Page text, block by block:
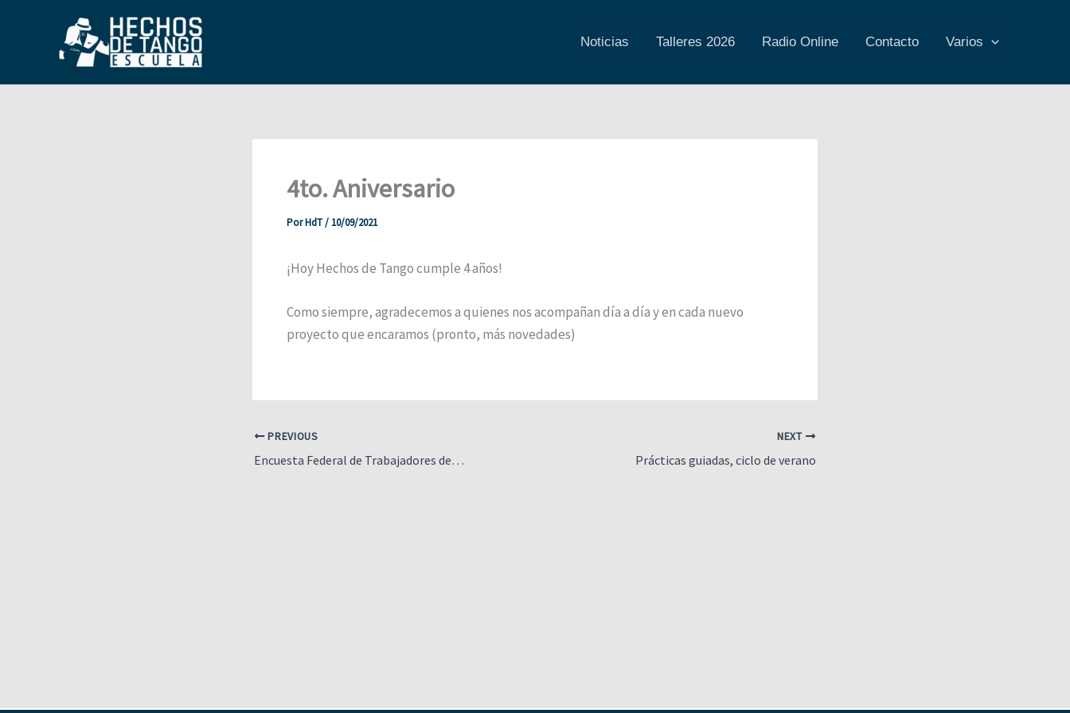
Noticias Talleres 2026 Radio Online Contacto Varios
4to. Aniversario
PorHdT/ 10/09/2021
¡Hoy Hechos de Tango cumple 4 años!
Como siempre, agradecemos a quienes nos acompañan día a día y en cada nuevo
proyecto que encaramos (pronto, más novedades)
PREVIOUS
Encuesta Federal de Trabajadores del Tango
NEXT
Prácticas guiadas, ciclo de verano